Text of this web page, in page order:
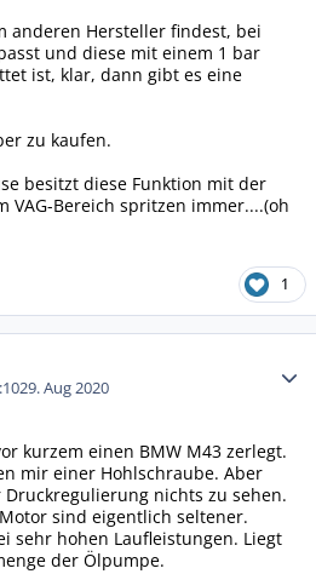
anderen Hersteller findest, bei
und diese mit einem 1 bar
ist, klar, dann gibt es eine
zu kaufen.
besitzt diese Funktion mit der
VAG-Bereich spritzen immer....(oh
1
29. Aug 2020
kurzem einen BMW M43 zerlegt.
mir einer Hohlschraube. Aber
nichts zu sehen.
sind eigentlich seltener.
sehr hohen Laufleistungen. Liegt
der Ölpumpe.